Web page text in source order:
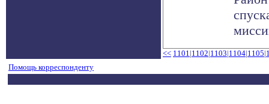
<< 1101|1102|1103|1104|1105|
Помощь корреспонденту